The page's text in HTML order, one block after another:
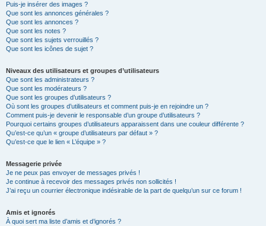
Puis-je insérer des images ?
Que sont les annonces générales ?
Que sont les annonces ?
Que sont les notes ?
Que sont les sujets verrouillés ?
Que sont les icônes de sujet ?
Niveaux des utilisateurs et groupes d’utilisateurs
Que sont les administrateurs ?
Que sont les modérateurs ?
Que sont les groupes d’utilisateurs ?
Où sont les groupes d’utilisateurs et comment puis-je en rejoindre un ?
Comment puis-je devenir le responsable d’un groupe d’utilisateurs ?
Pourquoi certains groupes d’utilisateurs apparaissent dans une couleur différente ?
Qu’est-ce qu’un « groupe d’utilisateurs par défaut » ?
Qu’est-ce que le lien « L’équipe » ?
Messagerie privée
Je ne peux pas envoyer de messages privés !
Je continue à recevoir des messages privés non sollicités !
J’ai reçu un courrier électronique indésirable de la part de quelqu’un sur ce forum !
Amis et ignorés
À quoi sert ma liste d’amis et d’ignorés ?